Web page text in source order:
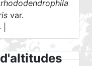
rhododendrophila
var.